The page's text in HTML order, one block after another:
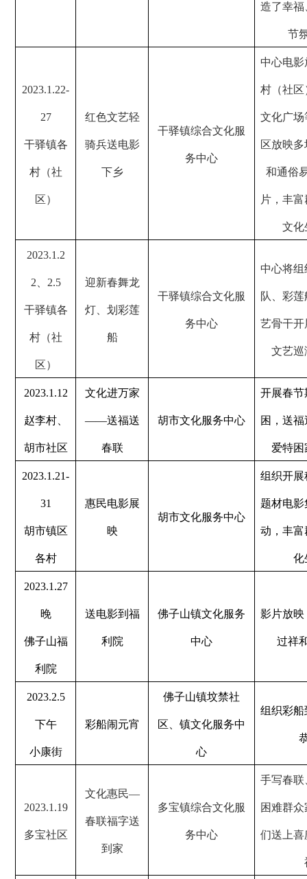
造了幸福
节
2023.1.22-
27
干驿镇各
村（社
区）
红色文艺轻
骑兵送电影
下乡
干驿镇综合文化服
务中心
中心电
村（社区
文化广场
区放映
和通俗
片，丰
文化
2023.1.2
2 2.5
干驿镇各
村（社
区）
迎新春舞龙
灯、划彩莲
船
干驿镇综合文化服
务中心
中心将
队、彩
艺骨干开
文艺巡
2023.1.12
赵李村、
胡市社区
文化进万家
——送福送
春联
胡市文化服务中心
开展春节
困，送
爱特
2023.1.21-
31
胡市镇区
各村
惠民电影展
映
胡市文化服务中心
组织开展
题材电影
动，丰富
化
2023.1.27
晚
佛子山福
利院
送电影到福
利院
佛子山镇文化服务
中心
影片放映
过祥
2023.2.5
下午
小康街
彩船闹元宵
佛子山镇坟禁社
区、镇文化服务中
心
组织彩船
2023.1.19
多宝社区
文化惠民—
春联福字送
到家
多宝镇综合文化服
务中心
手写春联
困难群
们送上喜